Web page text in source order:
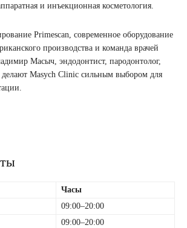
и инъекционная косметология.
Primescan, современное оборудование
производства и команда врачей
Масыч, эндодонтист, пародонтолог,
делают Masych Clinic сильным выбором для
Часы
09:00–20:00
09:00–20:00